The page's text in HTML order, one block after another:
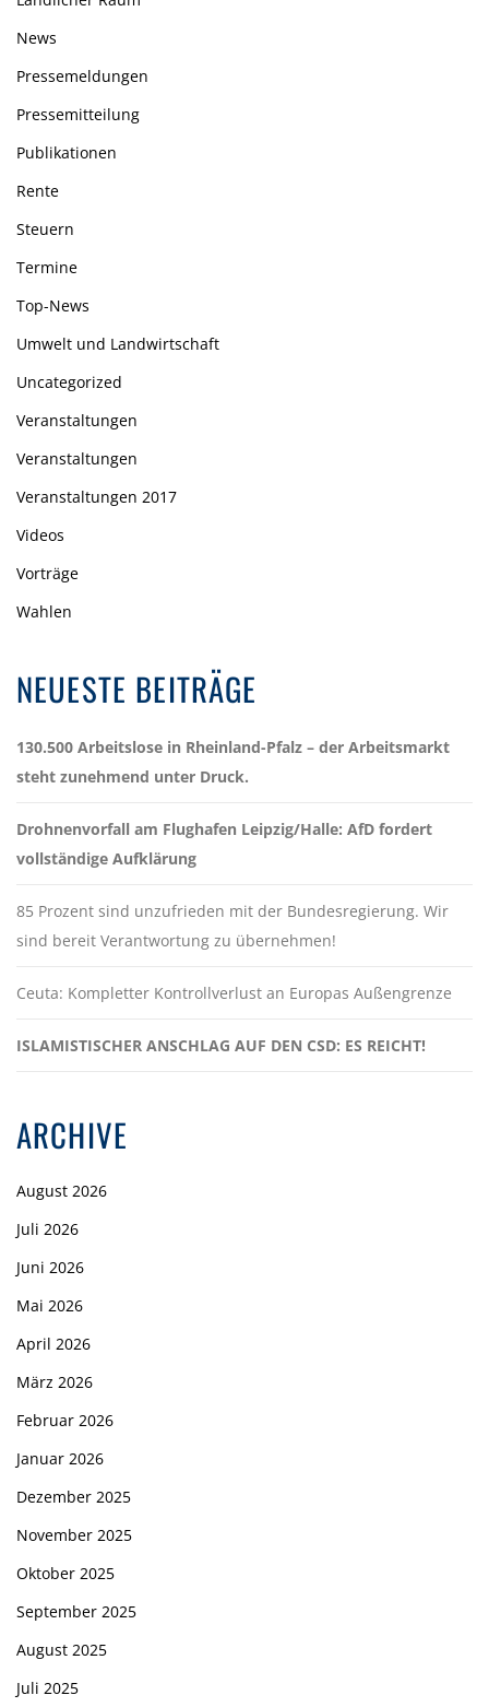
News
Pressemeldungen
Pressemitteilung
Publikationen
Rente
Steuern
Termine
Top-News
Umwelt und Landwirtschaft
Uncategorized
Veranstaltungen
Veranstaltungen
Veranstaltungen 2017
Videos
Vorträge
Wahlen
NEUESTE BEITRÄGE
130.500 Arbeitslose in Rheinland-Pfalz – der Arbeitsmarkt
steht zunehmend unter Druck.
Drohnenvorfall am Flughafen Leipzig/Halle: AfD fordert
vollständige Aufklärung
85 Prozent sind unzufrieden mit der Bundesregierung. Wir
sind bereit Verantwortung zu übernehmen!
Ceuta: Kompletter Kontrollverlust an Europas Außengrenze
ISLAMISTISCHER ANSCHLAG AUF DEN CSD: ES REICHT!
ARCHIVE
August 2026
Juli 2026
Juni 2026
Mai 2026
April 2026
März 2026
Februar 2026
Januar 2026
Dezember 2025
November 2025
Oktober 2025
September 2025
August 2025
Juli 2025